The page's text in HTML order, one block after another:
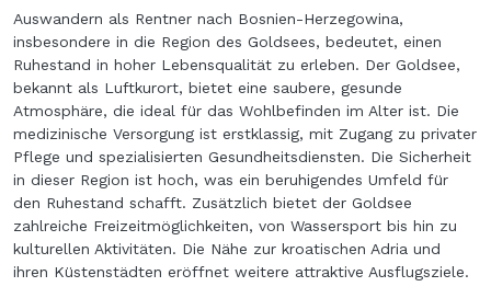
Auswandern als Rentner nach Bosnien-Herzegowina,
insbesondere in die Region des Goldsees, bedeutet, einen
Ruhestand in hoher Lebensqualität zu erleben. Der Goldsee,
bekannt als Luftkurort, bietet eine saubere, gesunde
Atmosphäre, die ideal für das Wohlbefinden im Alter ist. Die
medizinische Versorgung ist erstklassig, mit Zugang zu privater
Pflege und spezialisierten Gesundheitsdiensten. Die Sicherheit
in dieser Region ist hoch, was ein beruhigendes Umfeld für
den Ruhestand schafft. Zusätzlich bietet der Goldsee
zahlreiche Freizeitmöglichkeiten, von Wassersport bis hin zu
kulturellen Aktivitäten. Die Nähe zur kroatischen Adria und
ihren Küstenstädten eröffnet weitere attraktive Ausflugsziele.